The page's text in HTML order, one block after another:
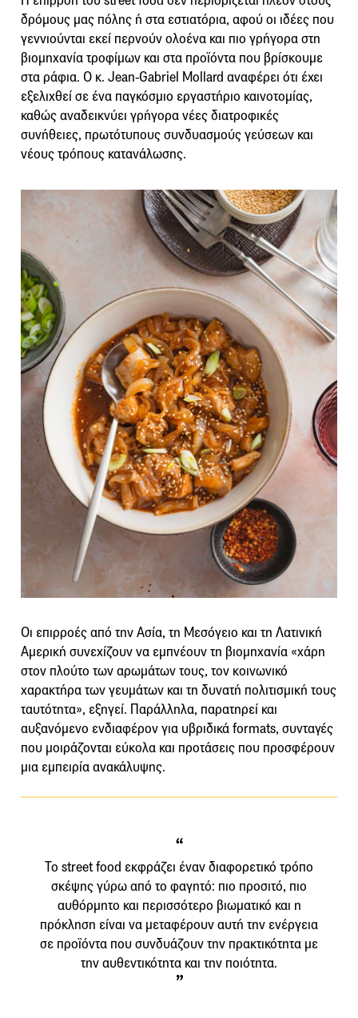
δρόμους μας πόλης ή στα εστιατόρια, αφού οι ιδέες που
γεννιούνται εκεί περνούν ολοένα και πιο γρήγορα στη
βιομηχανία τροφίμων και στα προϊόντα που βρίσκουμε
στα ράφια. Ο κ. Jean-Gabriel Mollard αναφέρει ότι έχει
εξελιχθεί σε ένα παγκόσμιο εργαστήριο καινοτομίας,
καθώς αναδεικνύει γρήγορα νέες διατροφικές
συνήθειες, πρωτότυπους συνδυασμούς γεύσεων και
νέους τρόπους κατανάλωσης.
Οι επιρροές από την Ασία, τη Μεσόγειο και τη Λατινική
Αμερική συνεχίζουν να εμπνέουν τη βιομηχανία «χάρη
στον πλούτο των αρωμάτων τους, τον κοινωνικό
χαρακτήρα των γευμάτων και τη δυνατή πολιτισμική τους
ταυτότητα», εξηγεί. Παράλληλα, παρατηρεί και
αυξανόμενο ενδιαφέρον για υβριδικά formats, συνταγές
που μοιράζονται εύκολα και προτάσεις που προσφέρουν
μια εμπειρία ανακάλυψης.
Το street food εκφράζει έναν διαφορετικό τρόπο
σκέψης γύρω από το φαγητό: πιο προσιτό, πιο
αυθόρμητο και περισσότερο βιωματικό και η
πρόκληση είναι να μεταφέρουν αυτή την ενέργεια
σε προϊόντα που συνδυάζουν την πρακτικότητα με
την αυθεντικότητα και την ποιότητα.